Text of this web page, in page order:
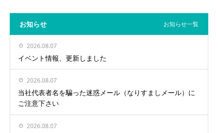
お知らせ お知らせ一覧
2026.08.07
イベント情報、更新しました
2026.08.07
当社代表者名を騙った迷惑メール（なりすましメール）に
ご注意下さい
2026.08.07